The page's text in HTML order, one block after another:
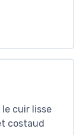
le cuir lisse
costaud